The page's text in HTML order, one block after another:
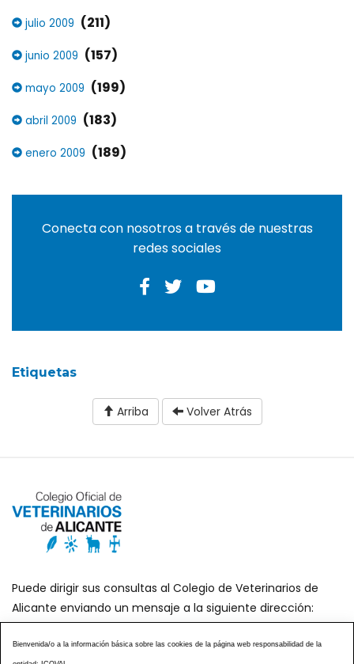
julio 2009 (211)
junio 2009 (157)
mayo 2009 (199)
abril 2009 (183)
enero 2009 (189)
Conecta con nosotros a través de nuestras
redes sociales
Etiquetas
Arriba Volver Atrás
Puede dirigir sus consultas al Colegio de Veterinarios de
Alicante enviando un mensaje a la siguiente dirección:
secretaria@icoval.org
Bienvenida/o a la información básica sobre las cookies de la página web responsabilidad de la